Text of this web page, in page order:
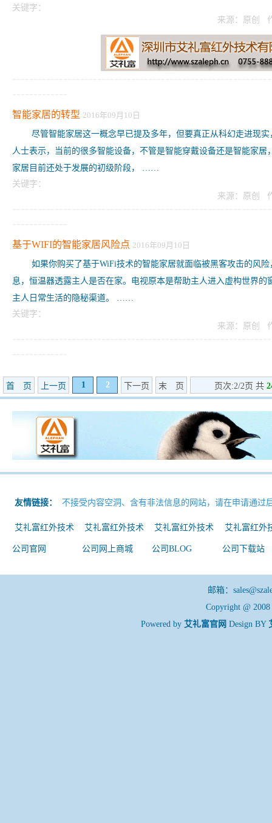
关键字：
来源：原创
智能家居的转型 2016年09月10日
尽管智能家居这一概念早已提及多年，但要真正从科幻走进现实
人士表示，当前的很多智能设备，不管是智能穿戴设备还是智能家居
家居目前还处于发展的初级阶段， ……
关键字：
来源：原创
基于WIFI的智能家居风险点 2016年09月10日
如果你购买了基于WiFi技术的智能家居就面临被黑客攻击的风险
息，恒温器透露主人是否在家。电视原本是帮助主人进入虚构世界的
主人日常生活的隐秘渠道。 ……
关键字：
来源：原创
首 页 上一页 1 2 下一页 末 页 页次:2/2页 共
友情链接： 不接受内容空洞、含有非法信息的网站，请在申请通过
艾礼富红外技术
公司官网
艾礼富红外技术
公司网上商城
艾礼富红外技术
公司BLOG
艾礼富红外
公司下载站
邮箱：
Copyright @ 2008
Powered by 艾礼富官网 Design BY